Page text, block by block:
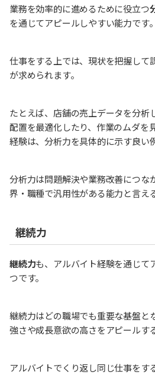
業務を効率的に進めるために役立つ
を通じてアピールしやすい能力です。
仕事をする上では、現状を把握して
が求められます。
たとえば、店舗の売上データを分析
配置を最適化したり、作業のムダを
経験は、分析力を具体的に示す良い
分析力は問題解決や業務改善につな
界・職種で汎用性がある能力と言え
継続力
継続力も、アルバイト経験を通じて
つです。
継続力はどの職場でも重要な基盤と
強さや成長意欲の高さをアピールす
アルバイトでくり返し同じ仕事をす